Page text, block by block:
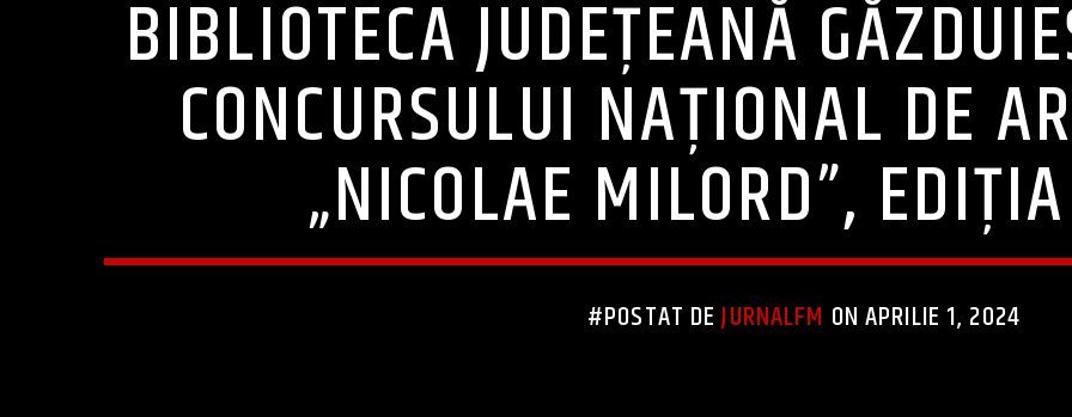
BIBLIOTECA JUDEȚEANĂ
CONCURSULUI NAŢIONAL DE
„NICOLAE MILORD”,
#POSTAT DEJURNALFM ON APRILIE 1, 2024